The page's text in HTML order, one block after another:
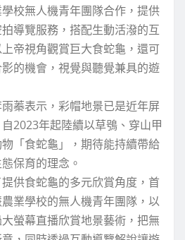
校無人機青年團隊合作，提供
導覽服務，搭配生動活潑的互
帝視角觀賞巨大食蛇龜，還可
的機會，視覺與聽覺兼具的遊
蓁表示，彩帽地景已是近年屏
2023年起陸續以草鴞、穿山甲
「食蛇龜」，期待能持續帶給
保育的理念。
供食蛇龜的多元欣賞角度，首
業學校的無人機青年團隊，以
螢幕直播欣賞地景藝術，把無